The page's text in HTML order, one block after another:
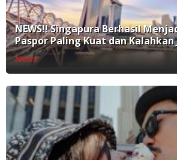
NEWS!! Singapura Berhasil
Paspor Paling Kuat dan Kalahkan
News